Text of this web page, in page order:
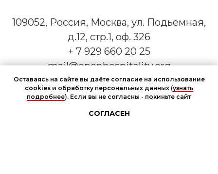
109052, Россия, Москва, ул. Подьемная,
д.12, стр.1, оф. 326
+ 7 929 660 20 25
mail@openhospitality.org
Оставаясь на сайте вы даёте согласие на использование
cookies и обработку персональных данных (узнать
подробнее). Если вы не согласны - покиньте сайт
СОГЛАСЕН